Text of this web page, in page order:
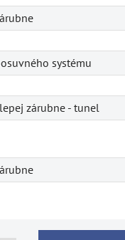
systému
zárubne - tunel